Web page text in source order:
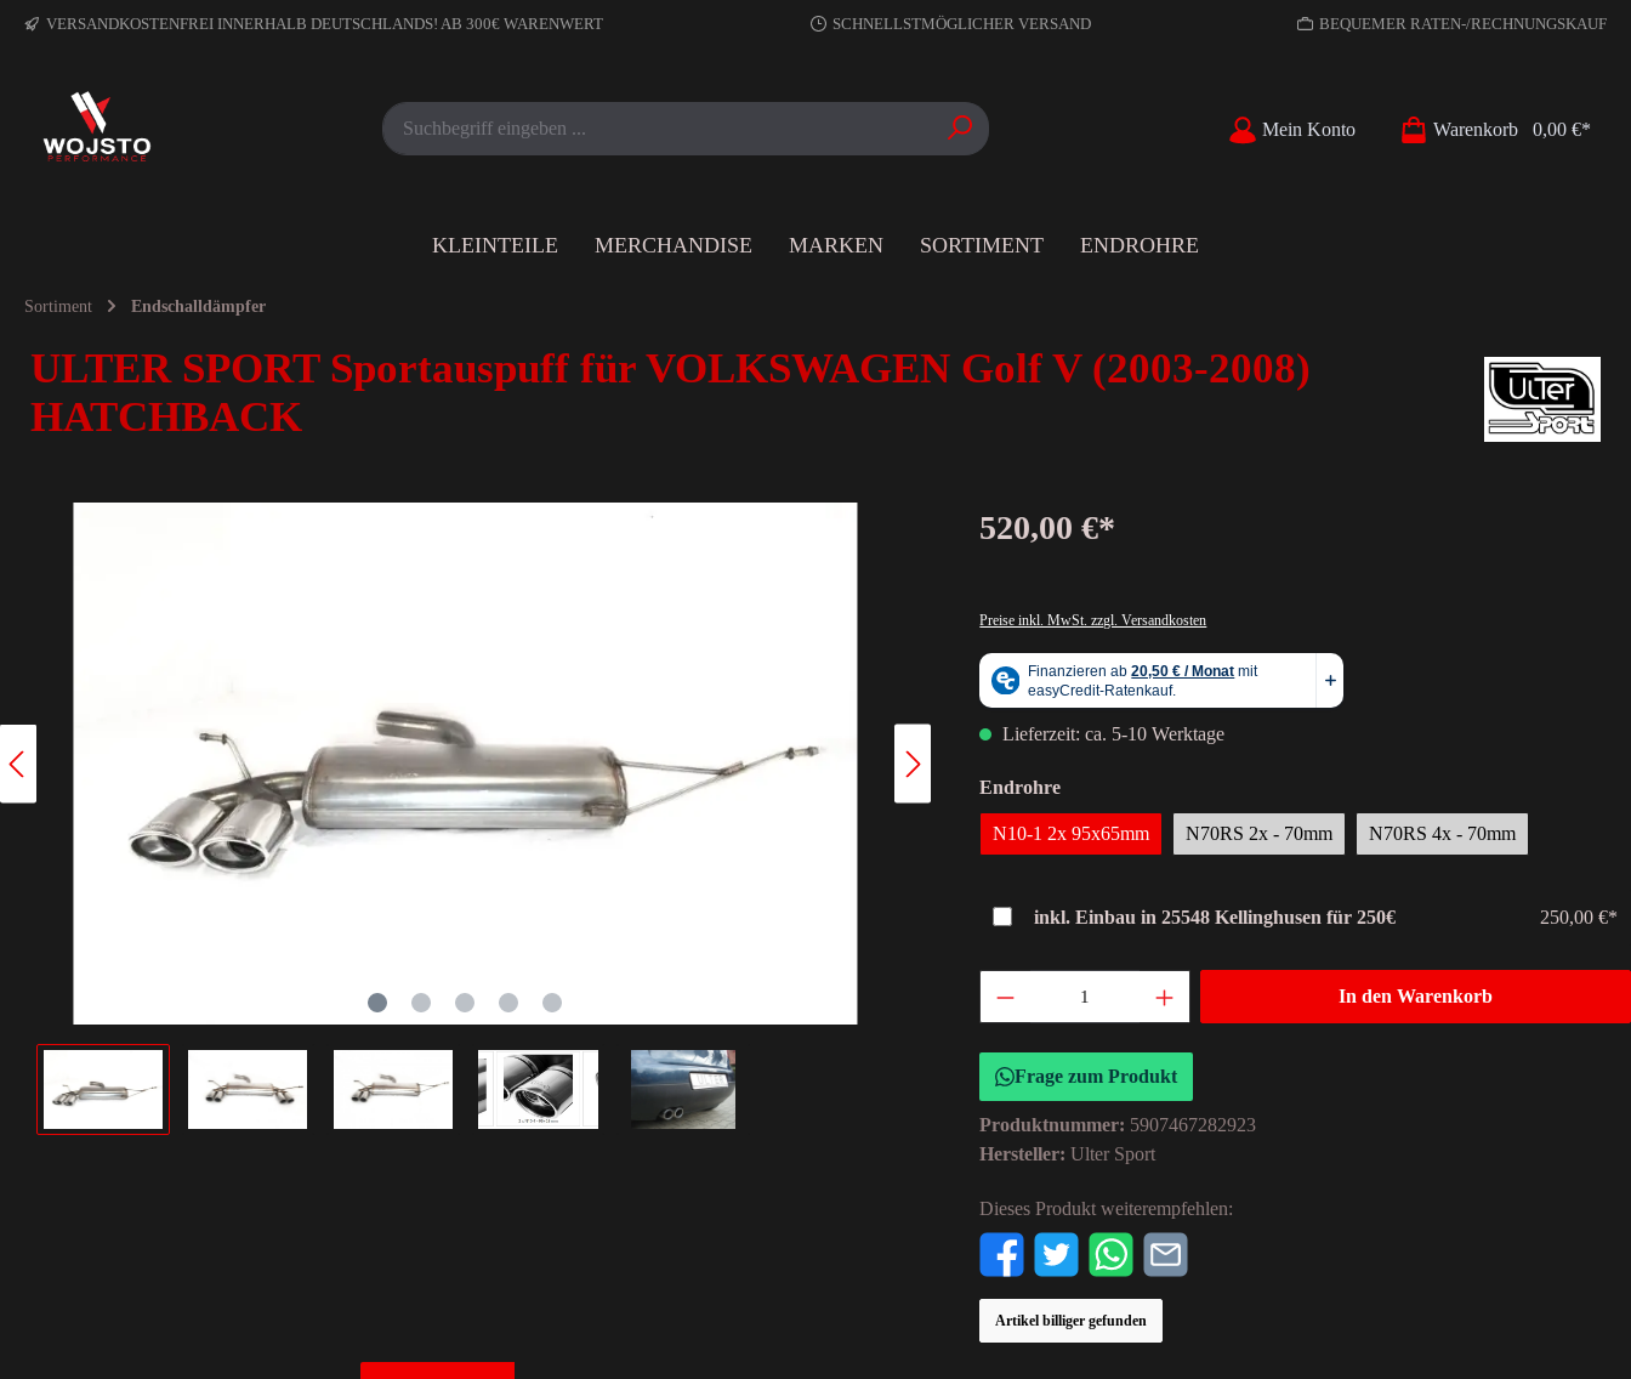
VERSANDKOSTENFREI INNERHALB DEUTSCHLANDS! AB 300€ WARENWERT SCHNELLSTMÖGLICHER VERSAND BEQUEMER RATEN-/RECHNUNGSKAUF
Mein Konto Warenkorb 0,00 €*
KLEINTEILE MERCHANDISE MARKEN SORTIMENT ENDROHRE
Sortiment Endschalldämpfer
ULTER SPORT Sportauspuff für VOLKSWAGEN Golf V (2003-2008)
HATCHBACK
520,00 €*
Preise inkl. MwSt. zzgl. Versandkosten
Lieferzeit: ca. 5-10 Werktage
Endrohre
N10-1 2x 95x65mm N70RS 2x - 70mm N70RS 4x - 70mm
inkl. Einbau in 25548 Kellinghusen für 250€ 250,00 €*
In den Warenkorb
Frage zum Produkt
Produktnummer: 5907467282923
Hersteller:Ulter Sport
Dieses Produkt weiterempfehlen:
Artikel billiger gefunden